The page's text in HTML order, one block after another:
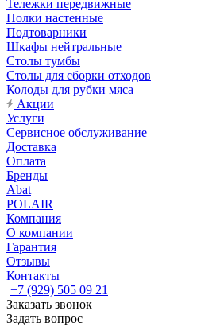
Тележки передвижные
Полки настенные
Подтоварники
Шкафы нейтральные
Столы тумбы
Столы для сборки отходов
Колоды для рубки мяса
Акции
Услуги
Сервисное обслуживание
Доставка
Оплата
Бренды
Abat
POLAIR
Компания
О компании
Гарантия
Отзывы
Контакты
+7 (929) 505 09 21
Заказать звонок
Задать вопрос